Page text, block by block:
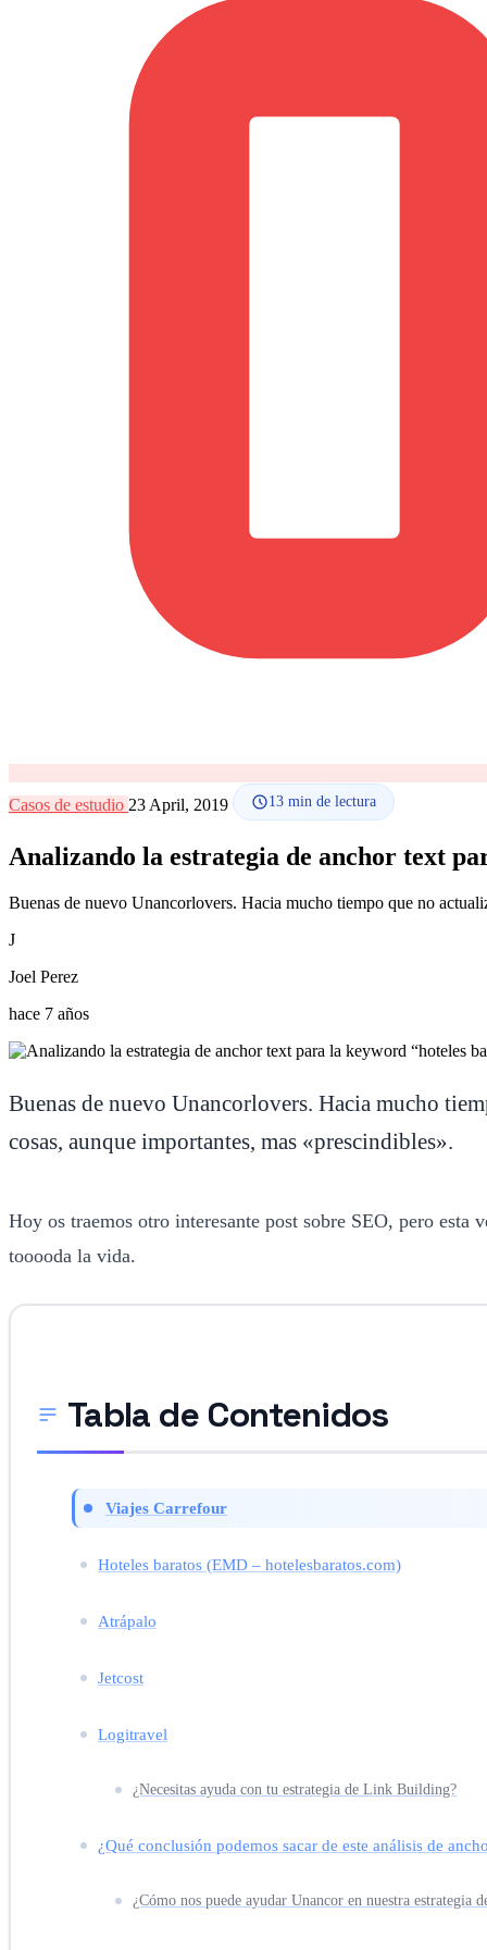
Casos de estudio 23 April, 2019 13 min de lectura
Analizando la estrategia de anchor text
Buenas de nuevo Unancorlovers. Hacia mucho tiempo que no
J
Joel Perez
hace 7 años
Buenas de nuevo Unancorlovers. Hacia mucho
cosas, aunque importantes, mas «prescindibles».
Hoy os traemos otro interesante post sobre SEO, pero esta
tooooda la vida.
Tabla de Contenidos
Viajes Carrefour
Hoteles baratos (EMD – hotelesbaratos.com)
Atrápalo
Jetcost
Logitravel
¿Necesitas ayuda con tu estrategia de Link Building?
¿Qué conclusión podemos sacar de este análisis de
¿Cómo nos puede ayudar Unancor en nuestra estrategia